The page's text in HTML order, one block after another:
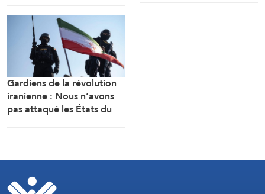
Wad al-Rakhim, à Masafer
Yatta, au sud d’AlKhalil
(Hébron)
Gardiens de la révolution
iranienne : Nous n’avons
pas attaqué les États du